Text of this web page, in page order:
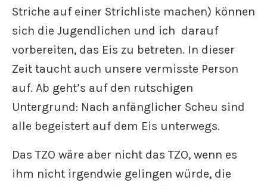
Striche auf einer Strichliste machen) können
sich die Jugendlichen und ich darauf
vorbereiten, das Eis zu betreten. In dieser
Zeit taucht auch unsere vermisste Person
auf. Ab geht’s auf den rutschigen
Untergrund: Nach anfänglicher Scheu sind
alle begeistert auf dem Eis unterwegs.
Das TZO wäre aber nicht das TZO, wenn es
ihm nicht irgendwie gelingen würde, die